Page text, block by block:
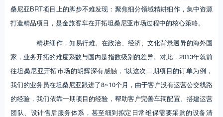
桑尼亚BRT项目上的脚步不难发现：聚焦细分领域精耕细作，集中资源
打造精品项目，是金旅客车在开拓坦桑尼亚市场过程中的核心策略。
精耕细作，知易行难。在政治、经济、文化背景迥异的海外国
家，业务开拓的难度系数与国内是指数级别的差异。对此，2013年就前
往坦桑尼亚开拓市场的胡辉深有感触，“以这次二期项目的订单为例，
我们的业务员在坦桑尼亚跟进了8~10个月，由于客户没有运营公交线路
的经验，我们依靠一期项目的经验，帮助客户完善车辆配置、搭建运营
团队、设计售后服务体系，甚至细到拟定日常维保需要采购的设备清